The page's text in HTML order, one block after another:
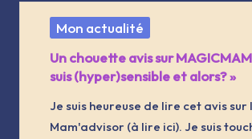
Posted
in
Mon actualité
Un chouette avis sur
suis (hyper)sensible et alors? »
Je suis heureuse de lire cet avis sur
Mam'advisor (à lire ici). Je suis